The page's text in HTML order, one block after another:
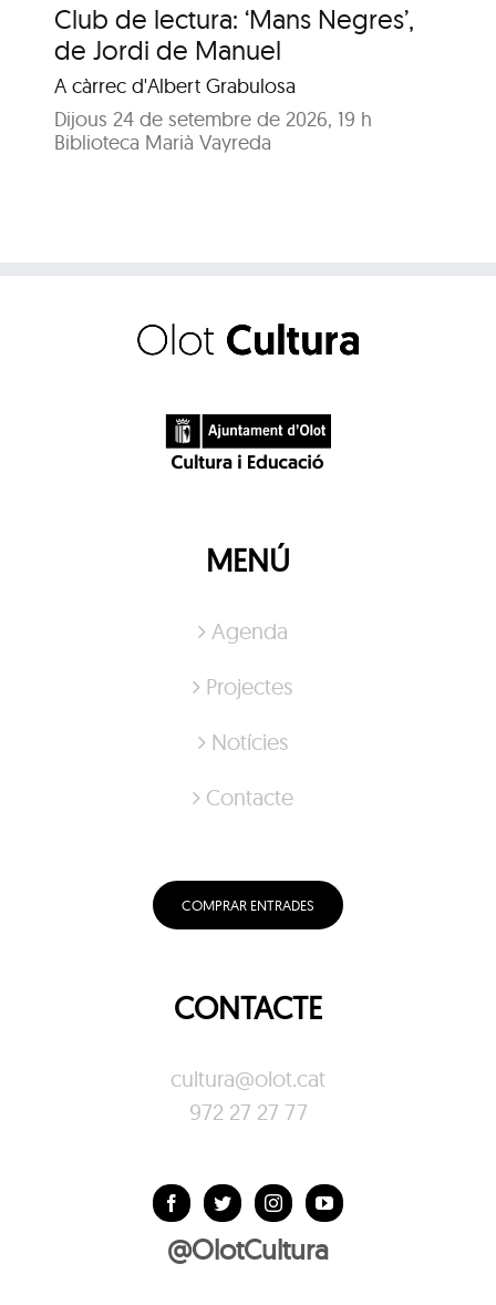
Club de lectura: ‘Mans Negres’,
de Jordi de Manuel
A càrrec d'Albert Grabulosa
Dijous 24 de setembre de 2026, 19 h
Biblioteca Marià Vayreda
MENÚ
Agenda
Projectes
Notícies
Contacte
COMPRAR ENTRADES
CONTACTE
cultura@olot.cat
972 27 27 77
@OlotCultura